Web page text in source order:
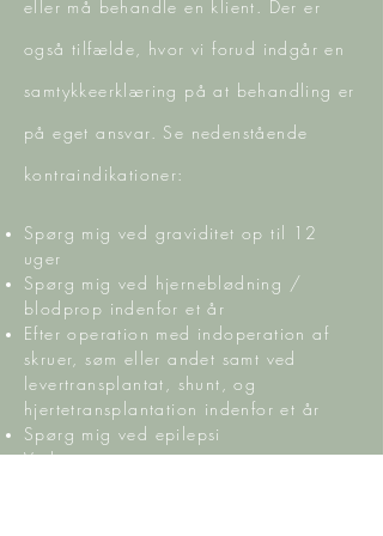
eller må behandle en klient. Der er
også tilfælde, hvor vi forud indgår en
samtykkeerklæring på at behandling er
på eget ansvar. Se nedenstående
kontraindikationer:
Spørg mig ved graviditet op til 12
uger
Spørg mig ved hjerneblødning /
blodprop indenfor et år
Efter operation med indoperation af
skruer, søm eller andet samt ved
levertransplantat, shunt, og
hjertetransplantation indenfor et år
Spørg mig ved epilepsi
Ved grøn stær